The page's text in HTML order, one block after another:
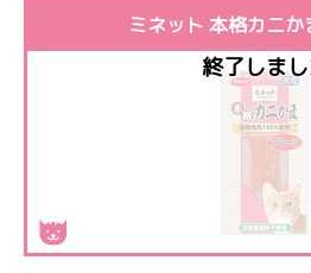
ミネット 本格カニ